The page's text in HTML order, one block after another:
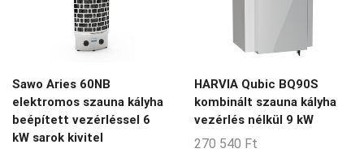
Sawo Aries 60NB
elektromos szauna kályha
beépített vezérléssel 6
kW sarok kivitel
HARVIA Qubic BQ90S
kombinált szauna kályha
vezérlés nélkül 9 kW
270 540 Ft